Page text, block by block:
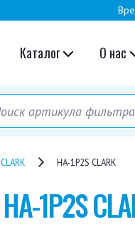
Каталог О нас
CLARK HA-1P2S CLARK
HA-1P2S